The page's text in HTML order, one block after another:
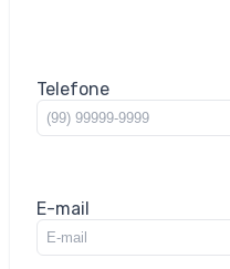
Telefone
E-mail